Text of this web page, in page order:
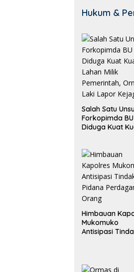
Hukum &
Salah Satu
Forkopimda BU
Diduga Kuat
Laki Lapor
Kejagung
Himbauan
Mukomuko
Antisipasi